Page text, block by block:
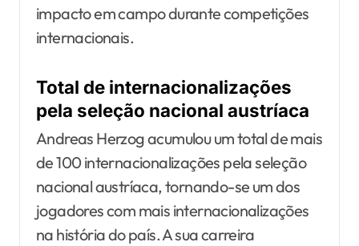
impacto em campo durante competições
internacionais.
Total de internacionalizações
pela seleção nacional austríaca
Andreas Herzog acumulou um total de mais
de 100 internacionalizações pela seleção
nacional austríaca, tornando-se um dos
jogadores com mais internacionalizações
na história do país. A sua carreira